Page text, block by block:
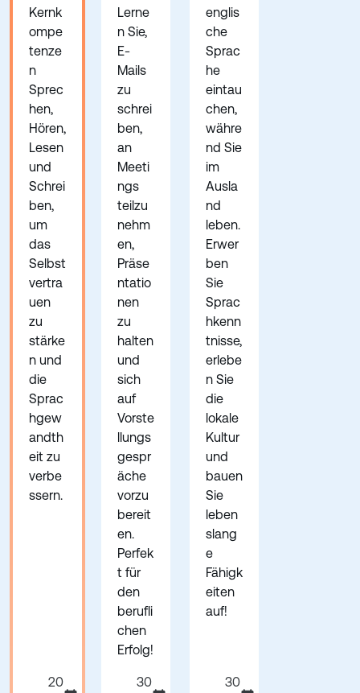
Kernk
ompe
tenze
n
Sprec
hen,
Hören,
Lesen
und
Schrei
ben,
um
das
Selbst
vertra
uen
zu
stärke
n und
die
Sprac
hgew
andth
eit zu
verbe
ssern.
20
Lerne
n Sie,
E-
Mails
zu
schrei
ben,
an
Meeti
ngs
teilzu
nehm
en,
Präse
ntatio
nen
zu
halten
und
sich
auf
Vorste
llungs
gespr
äche
vorzu
bereit
en.
Perfek
t für
den
berufli
chen
Erfolg!
30
englis
che
Sprac
he
eintau
chen,
währe
nd Sie
im
Ausla
nd
leben.
Erwer
ben
Sie
Sprac
hkenn
tnisse,
erlebe
n Sie
die
lokale
Kultur
und
bauen
Sie
leben
slang
e
Fähigk
eiten
auf!
30